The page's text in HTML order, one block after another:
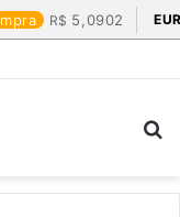
5,0902
a pena